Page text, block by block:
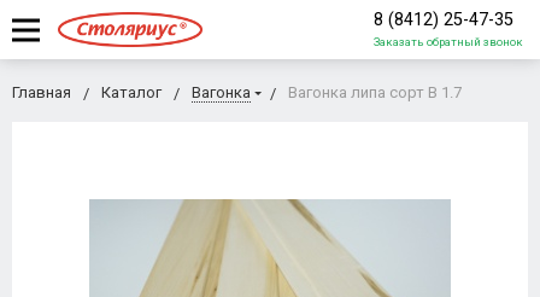
8 (8412) 25-47-35
Заказать обратный звонок
Главная Каталог Вагонка Вагонка липа сорт В 1.7